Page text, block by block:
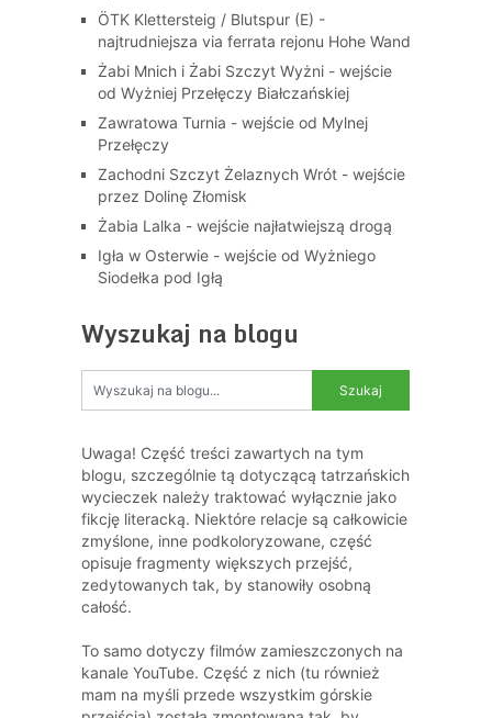
ÖTK Klettersteig / Blutspur (E) -
najtrudniejsza via ferrata rejonu Hohe Wand
Żabi Mnich i Żabi Szczyt Wyżni - wejście
od Wyżniej Przełęczy Białczańskiej
Zawratowa Turnia - wejście od Mylnej
Przełęczy
Zachodni Szczyt Żelaznych Wrót - wejście
przez Dolinę Złomisk
Żabia Lalka - wejście najłatwiejszą drogą
Igła w Osterwie - wejście od Wyżniego
Siodełka pod Igłą
Wyszukaj na blogu
Uwaga! Część treści zawartych na tym
blogu, szczególnie tą dotyczącą tatrzańskich
wycieczek należy traktować wyłącznie jako
fikcję literacką. Niektóre relacje są całkowicie
zmyślone, inne podkoloryzowane, część
opisuje fragmenty większych przejść,
zedytowanych tak, by stanowiły osobną
całość.
To samo dotyczy filmów zamieszczonych na
kanale YouTube. Część z nich (tu również
mam na myśli przede wszystkim górskie